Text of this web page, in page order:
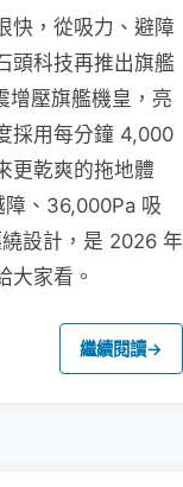
快，從吸力、避障
頭科技再推出旗艦
增壓旗艦機皇，亮
採用每分鐘 4,000
更乾爽的拖地體
、36,000Pa 吸
設計，是 2026 年
大家看。
繼續閱讀→